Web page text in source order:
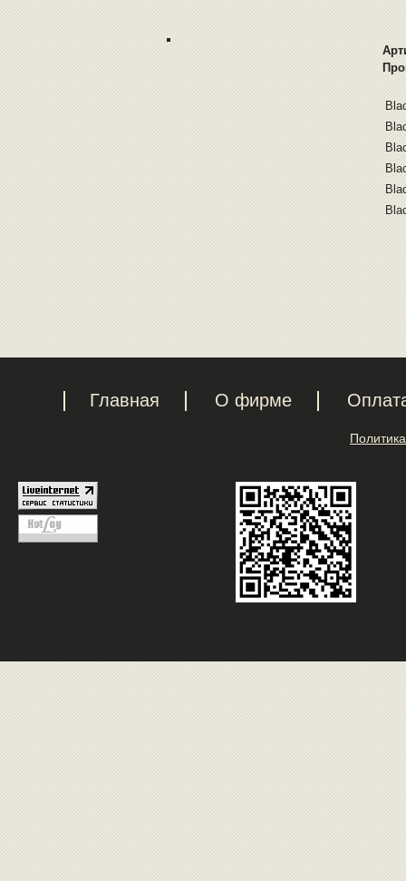
Главная О фирме